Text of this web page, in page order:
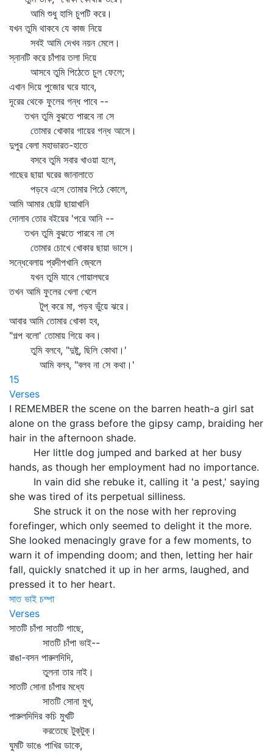
আমি শুধু হাসি চুপটি করে।
যখন তুমি থাকবে যে কাজ নিয়ে
সবই আমি দেখব নয়ন মেলে।
স্নানটি করে চাঁপার তলা দিয়ে
আসবে তুমি পিঠেতে চুল ফেলে;
এখান দিয়ে পুজোর ঘরে যাবে,
দূরের থেকে ফুলের গন্ধ পাবে --
তখন তুমি বুঝতে পারবে না সে
তোমার খোকার গায়ের গন্ধ আসে।
দুপুর বেলা মহাভারত-হাতে
বসবে তুমি সবার খাওয়া হলে,
গাছের ছায়া ঘরের জানালাতে
পড়বে এসে তোমার পিঠে কোলে,
আমি আমার ছোট্ট ছায়াখানি
দোলাব তোর বইয়ের 'পরে আনি --
তখন তুমি বুঝতে পারবে না সে
তোমার চোখে খোকার ছায়া ভাসে।
সন্ধেবেলায় প্রদীপখানি জ্বেলে
যখন তুমি যাবে গোয়ালঘরে
তখন আমি ফুলের খেলা খেলে
টুপ্‌ করে মা, পড়ব ভুঁয়ে ঝরে।
আবার আমি তোমার খোকা হব,
"গল্প বলো' তোমায় গিয়ে কব।
তুমি বলবে, "দুষ্টু, ছিলি কোথা।'
আমি বলব, "বলব না সে কথা।'
15
Verses
I REMEMBER the scene on the barren heath-a girl sat
alone on the grass before the gipsy camp, braiding her
hair in the afternoon shade.
Her little dog jumped and barked at her busy
hands, as though her employment had no importance.
In vain did she rebuke it, calling it 'a pest,' saying
she was tired of its perpetual silliness.
She struck it on the nose with her reproving
forefinger, which only seemed to delight it the more.
She looked menacingly grave for a few moments, to
warn it of impending doom; and then, letting her hair
fall, quickly snatched it up in her arms, laughed, and
pressed it to her heart.
সাত ভাই চম্পা
Verses
সাতটি চাঁপা সাতটি গাছে,
সাতটি চাঁপা ভাই--
রাঙা-বসন পারুলদিদি,
তুলনা তার নাই।
সাতটি সোনা চাঁপার মধ্যে
সাতটি সোনা মুখ,
পারুলদিদির কচি মুখটি
করতেছে টুক্‌টুক্‌।
ঘুমটি ভাঙে পাখির ডাকে,